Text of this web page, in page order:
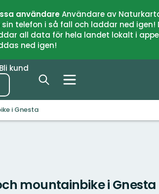
användareAnvändare av
telefon i så fall och laddar ned
all data för hela landet lokalt i
ned igen!
Bli kund
i Gnesta
mountainbike i Gnesta